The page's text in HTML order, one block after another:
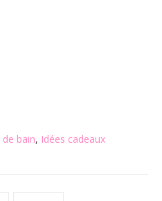
bain, Idées cadeaux